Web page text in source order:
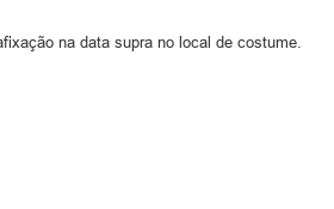
na data supra no local de costume.